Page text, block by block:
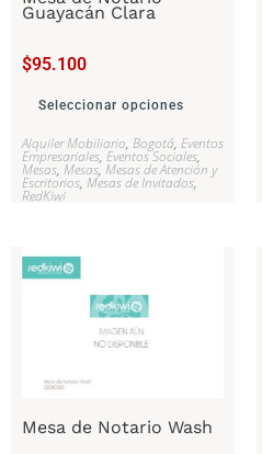
Guayacán Clara
$95.100
Seleccionar opciones
Alquiler Mobiliario, Bogotá, Eventos
Empresariales, Eventos Sociales,
Mesas, Mesas, Mesas de Atención y
Escritorios, Mesas de Invitados,
RedKiwi
Mesa de Notario Wash